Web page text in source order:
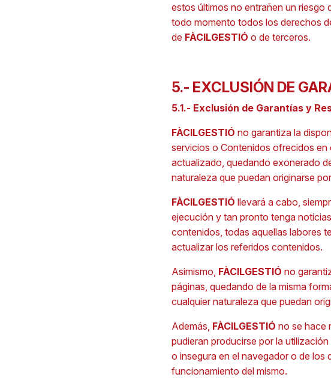
estos últimos no entrañen un riesgo
todo momento todos los derechos
de FÀCILGESTIÓ o de terceros.
5.- EXCLUSIÓN DE
5.1.- Exclusión de Garantías y
FÀCILGESTIÓ no garantiza la
servicios o Contenidos ofrecidos en
actualizado, quedando exonerado
naturaleza que puedan originarse
FÀCILGESTIÓ llevará a cabo,
ejecución y tan pronto tenga
contenidos, todas aquellas labores
actualizar los referidos contenidos.
Asimismo, FÀCILGESTIÓ no
páginas, quedando de la misma
cualquier naturaleza que puedan
Además, FÀCILGESTIÓ no se hace
pudieran producirse por la
o insegura en el navegador o de los
funcionamiento del mismo.